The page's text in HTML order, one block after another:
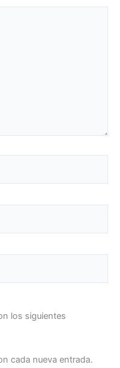
los siguientes
cada nueva entrada.